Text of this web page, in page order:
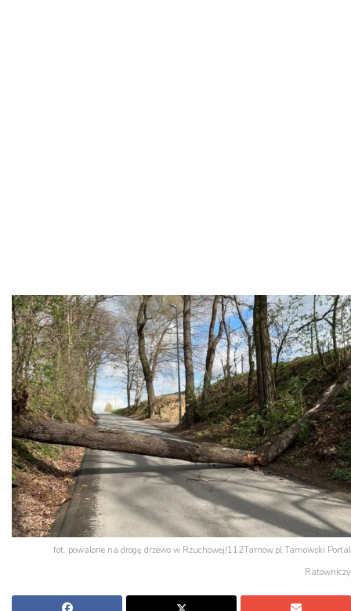
fot. powalone na drogę drzewo w Rzuchowej/112Tarnow.pl Tarnowski Portal
Ratowniczy